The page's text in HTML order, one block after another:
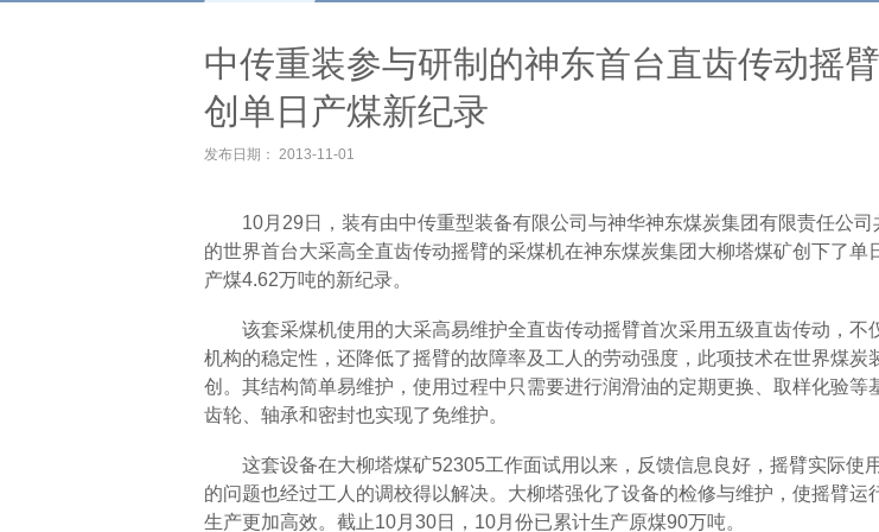
中传重装参与研制的神东首台直齿传动摇
创单日产煤新纪录
发布日期： 2013-11-01
10月29日，装有由中传重型装备有限公司与神华神东煤炭集团有限责任公司
的世界首台大采高全直齿传动摇臂的采煤机在神东煤炭集团大柳塔煤矿创下了单
产煤4.62万吨的新纪录。
该套采煤机使用的大采高易维护全直齿传动摇臂首次采用五级直齿传动，不
机构的稳定性，还降低了摇臂的故障率及工人的劳动强度，此项技术在世界煤炭
创。其结构简单易维护，使用过程中只需要进行润滑油的定期更换、取样化验等
齿轮、轴承和密封也实现了免维护。
这套设备在大柳塔煤矿52305工作面试用以来，反馈信息良好，摇臂实际使
的问题也经过工人的调校得以解决。大柳塔强化了设备的检修与维护，使摇臂运
生产更加高效。截止10月30日，10月份已累计生产原煤90万吨。